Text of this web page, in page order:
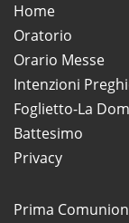
Home
Oratorio
Orario Messe
Intenzioni
Foglietto-La
Battesimo
Privacy
Prima